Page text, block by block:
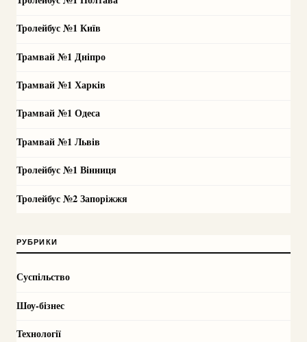
Тролейбус №1 Київ
Трамвай №1 Дніпро
Трамвай №1 Харків
Трамвай №1 Одеса
Трамвай №1 Львів
Тролейбус №1 Вінниця
Тролейбус №2 Запоріжжя
РУБРИКИ
Суспільство
Шоу-бізнес
Технології